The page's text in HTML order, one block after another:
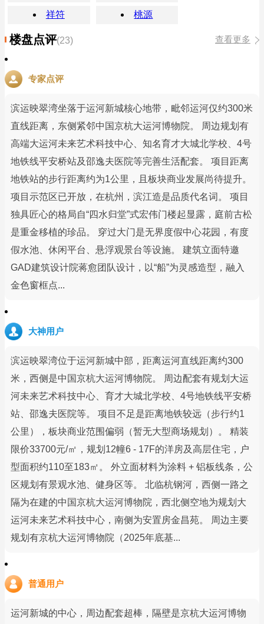
祥符 桃源
楼盘点评(23) 查看更多
专家点评
滨运映翠湾坐落于运河新城核心地带，毗邻运河仅约300米
直线距离，东侧紧邻中国京杭大运河博物院。 周边规划有
高端大运河未来艺术科技中心、知名育才大城北学校、4号
地铁线平安桥站及邵逸夫医院等完善生活配套。 项目距离
地铁站的步行距离约为1公里，且板块商业发展尚待提升。
项目示范区已开放，在杭州，滨江造是品质代名词。 项目
独具匠心的格局自“四水归堂”式宏伟门楼起显露，庭前古松
是重金移植的珍品。 穿过大门是无界度假中心花园，有度
假水池、休闲平台、悬浮观景台等设施。 建筑立面特邀
GAD建筑设计院蒋愈团队设计，以“船”为灵感造型，融入
金色窗框点...
大神用户
滨运映翠湾位于运河新城中部，距离运河直线距离约300
米，西侧是中国京杭大运河博物院。 周边配套有规划大运
河未来艺术科技中心、育才大城北学校、4号地铁线平安桥
站、邵逸夫医院等。 项目不足是距离地铁较远（步行约1
公里），板块商业范围偏弱（暂无大型商场规划）。 精装
限价33700元/㎡，规划12幢6 - 17F的洋房及高层住宅，户
型面积约110至183㎡。 外立面材料为涂料 + 铝板线条，公
区规划有景观水池、健身区等。 北临杭钢河，西侧一路之
隔为在建的中国京杭大运河博物院，西北侧空地为规划大
运河未来艺术科技中心，南侧为安置房金昌苑。 周边主要
规划有京杭大运河博物院（2025年底基...
普通用户
运河新城的中心，周边配套超棒，隔壁是京杭大运河博物